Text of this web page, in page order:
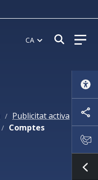
CA Obrir
/ Publicitat activa
/ Comptes